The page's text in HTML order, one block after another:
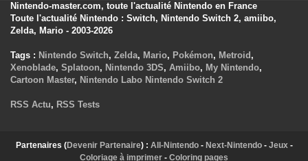
Nintendo-master.com, toute l'actualité Nintendo en France
Toute l'actualité Nintendo : Switch, Nintendo Switch 2, amiibo,
Zelda, Mario - 2003-2026
Tags : Nintendo Switch, Zelda, Mario, Pokémon, Metroid ,
Xenoblade, Splatoon, Nintendo 3DS, Amiibo, My Nintendo,
Cartoon Master, Nintendo Labo Nintendo Switch 2
RSS Actu, RSS Tests
Partenaires (Devenir Partenaire) : All-Nintendo- Next-Nintendo- Jeux-
Coloriage à imprimer - Coloring pages